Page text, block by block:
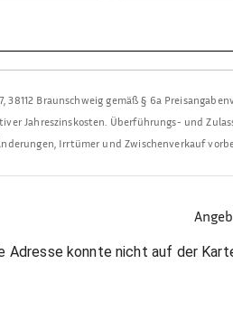
38112 Braunschweig gemäß § 6a
Jahreszinskosten. Überführungs- und
Irrtümer und Zwischenverkauf
Adresse konnte nicht auf der